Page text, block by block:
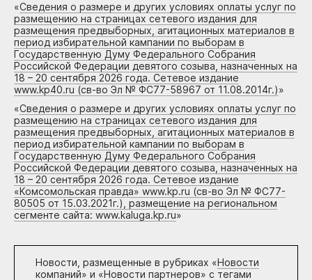
«Сведения о размере и других условиях оплаты услуг по
размещению на страницах сетевого издания для
размещения предвыборных, агитационных материалов в
период избирательной кампании по выборам в
Государственную Думу Федерального Собрания
Российской Федерации девятого созыва, назначенных на
18 – 20 сентября 2026 года. Сетевое издание
www.kp40.ru (св-во Эл № ФС77-58967 от 11.08.2014г.)»
«Сведения о размере и других условиях оплаты услуг по
размещению на страницах сетевого издания для
размещения предвыборных, агитационных материалов в
период избирательной кампании по выборам в
Государственную Думу Федерального Собрания
Российской Федерации девятого созыва, назначенных на
18 – 20 сентября 2026 года. Сетевое издание
«Комсомольская правда» www.kp.ru (св-во Эл № ФС77-
80505 от 15.03.2021г.), размещение на региональном
сегменте сайта: www.kaluga.kp.ru»
Новости, размещенные в рубриках «Новости
компаний» и «Новости партнеров» с тегами